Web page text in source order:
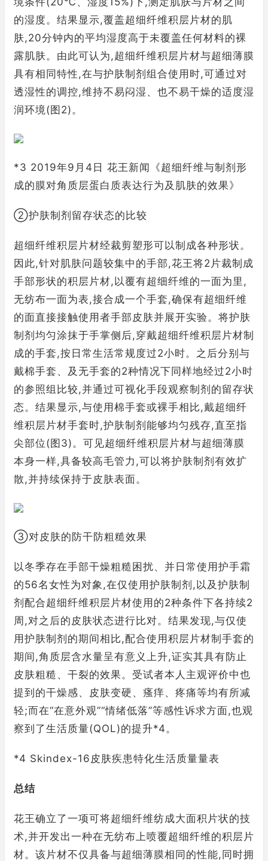
的湿度。结果显示,覆盖超细纤维积层片材的肌
肤,20分钟内的平均湿度高于未覆盖任何材料的裸
露肌肤。由此可认为,超细纤维积层片材与超细薄膜
具有相同特性,在与护肤制剂组合使用时,可通过对
透湿性的调控,维持不易闷湿、也不易干燥的适度湿
润环境(图2)。
*3 2019年9月4日 花王新闻《超细纤维与制剂形
成的膜对角质层蛋白质表达行为及肌肤的效果》
②护肤制剂留存状态的比较
超细纤维积层片材经裁剪塑形可以制成各种形状。
因此,针对肌肤问题较集中的手部,花王将2片裁制成
手部形状的积层片材,以覆有超细纤维的一面为里,
无纺布一面为表,接合成一个手套,确保有超细纤维
的面直接接触使用者手部皮肤并展开实验。将护肤
制剂均匀涂抹于手掌侧后,穿戴超细纤维积层片材制
成的手套,按日常生活常规度过2小时。之后分别与
戴棉手套、及无手套的2种情况下同样地经过2小时
的参照组比较,并通过可视化手段观察制剂的留存状
态。结果显示,与使用棉手套或裸手相比,戴超细纤
维积层片材手套时,护肤制剂能够均匀残存,直至指
尖部位(图3)。可见超细纤维积层片材与超细薄膜
本身一样,具备较高毛管力,可以将护肤制剂有效扩
散,并持续保持于皮肤表面。
③对皮肤的防干防粗糙效果
以冬季存在手部干燥粗糙困扰、并日常使用护手霜
的56名女性为对象,在仅使用护肤制剂,以及护肤制
剂配合超细纤维积层片材使用的2种条件下各持续2
周,对之后的皮肤状态进行比对。结果发现,与仅使
用护肤制剂的期间相比,配合使用积层片材制手套的
期间,角质层含水量呈有意义上升,证实其具有防止
皮肤粗糙、干裂的效果。受试者本人主观评价中也
提到的干燥感、皮肤变硬、瘙痒、疼痛等均有所减
轻;而在“在意外观”“情绪低落”等感性诉求方面,也观
察到了生活质量(QOL)的提升*4。
*4 Skindex-16皮肤疾患特化生活质量量表
总结
花王确立了一项可将超细纤维纺成大面积片状的技
术,并开发出一种在无纺布上喷覆超细纤维的积层片
材。该片材不仅具备与超细薄膜相同的性能,同时拥